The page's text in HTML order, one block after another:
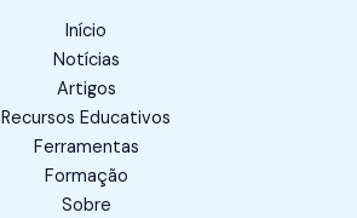
Início
Notícias
Artigos
Recursos Educativos
Ferramentas
Formação
Sobre